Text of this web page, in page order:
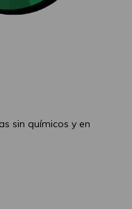
sin químicos y en